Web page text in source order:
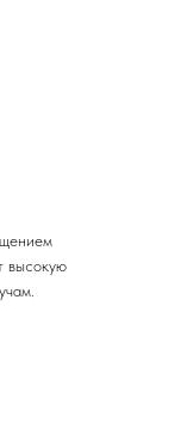
высокую